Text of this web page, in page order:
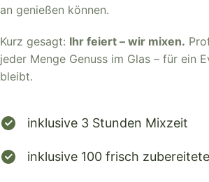
an genießen können.
Kurz gesagt: Ihr feiert – wir mixen.
jeder Menge Genuss im Glas – für ein
bleibt.
inklusive 3 Stunden Mixzeit
inklusive 100 frisch